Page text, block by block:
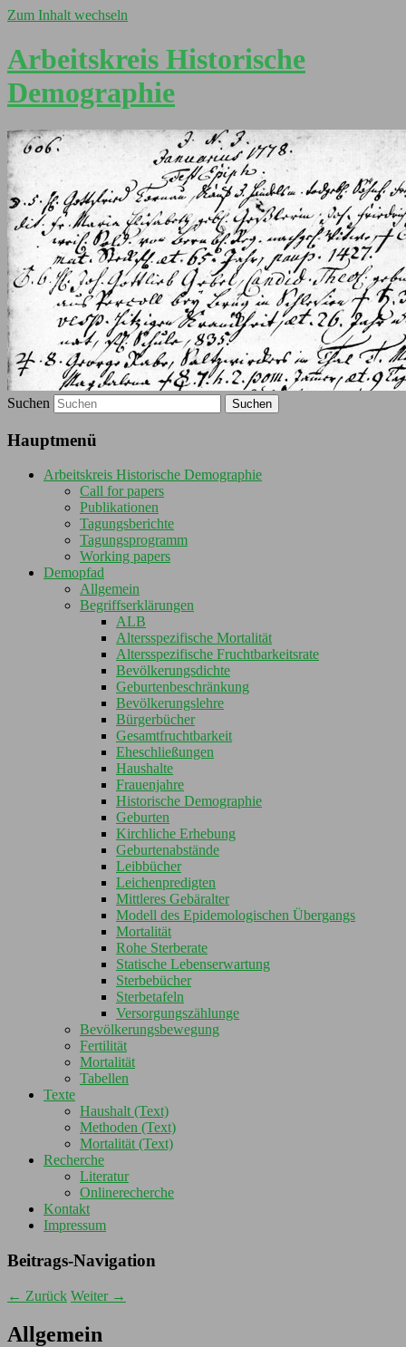
Zum Inhalt wechseln
Arbeitskreis Historische
Demographie
Suchen
Hauptmenü
Arbeitskreis Historische Demographie
Call for papers
Publikationen
Tagungsberichte
Tagungsprogramm
Working papers
Demopfad
Allgemein
Begriffserklärungen
ALB
Altersspezifische Mortalität
Altersspezifische Fruchtbarkeitsrate
Bevölkerungsdichte
Geburtenbeschränkung
Bevölkerungslehre
Bürgerbücher
Gesamtfruchtbarkeit
Eheschließungen
Haushalte
Frauenjahre
Historische Demographie
Geburten
Kirchliche Erhebung
Geburtenabstände
Leibbücher
Leichenpredigten
Mittleres Gebäralter
Modell des Epidemologischen Übergangs
Mortalität
Rohe Sterberate
Statische Lebenserwartung
Sterbebücher
Sterbetafeln
Versorgungszählunge
Bevölkerungsbewegung
Fertilität
Mortalität
Tabellen
Texte
Haushalt (Text)
Methoden (Text)
Mortalität (Text)
Recherche
Literatur
Onlinerecherche
Kontakt
Impressum
Beitrags-Navigation
← Zurück Weiter →
Allgemein